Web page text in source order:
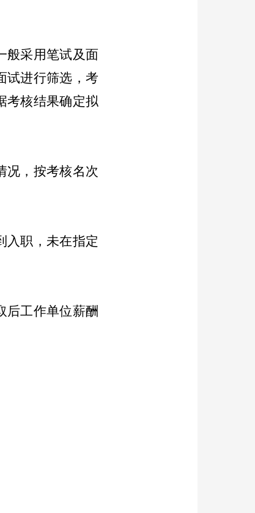
般采用笔试及面
试进行筛选 ，考
考核结果确定拟
况，按考核名次
入职，未在指定
后工作单位薪酬